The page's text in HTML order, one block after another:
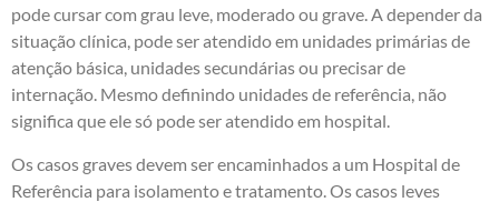
pode cursar com grau leve, moderado ou grave. A depender da
situação clínica, pode ser atendido em unidades primárias de
atenção básica, unidades secundárias ou precisar de
internação. Mesmo definindo unidades de referência, não
significa que ele só pode ser atendido em hospital.
Os casos graves devem ser encaminhados a um Hospital de
Referência para isolamento e tratamento. Os casos leves